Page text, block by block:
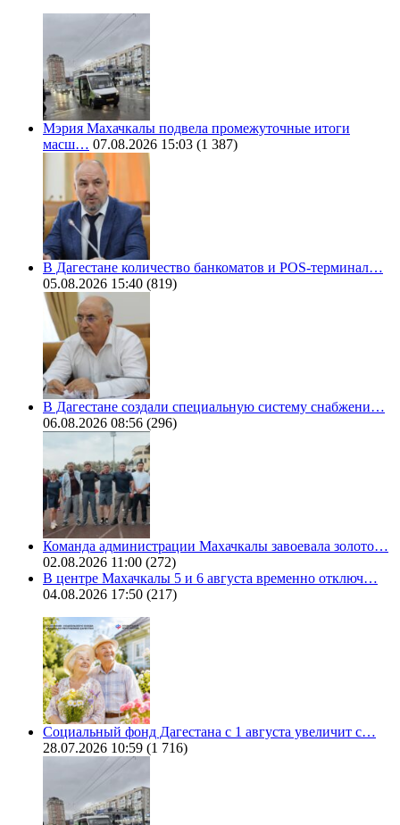
Мэрия Махачкалы подвела промежуточные итоги
масш… 07.08.2026 15:03 (1 387)
В Дагестане количество банкоматов и POS-терминал…
05.08.2026 15:40 (819)
В Дагестане создали специальную систему снабжени…
06.08.2026 08:56 (296)
Команда администрации Махачкалы завоевала золото…
02.08.2026 11:00 (272)
В центре Махачкалы 5 и 6 августа временно отключ…
04.08.2026 17:50 (217)
Социальный фонд Дагестана с 1 августа увеличит с…
28.07.2026 10:59 (1 716)